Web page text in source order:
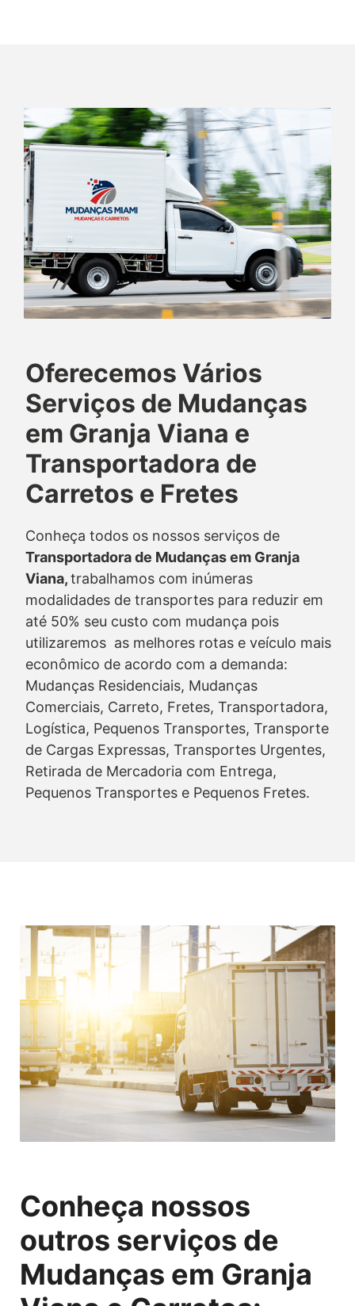
Oferecemos Vários
Serviços de Mudanças
em Granja Viana e
Transportadora de
Carretos e Fretes
Conheça todos os nossos serviços de
Transportadora de Mudanças em Granja
Viana,trabalhamos com inúmeras
modalidades de transportes para reduzir em
até 50% seu custo com mudança pois
utilizaremos as melhores rotas e veículo mais
econômico de acordo com a demanda:
Mudanças Residenciais, Mudanças
Comerciais, Carreto, Fretes, Transportadora,
Logística, Pequenos Transportes, Transporte
de Cargas Expressas, Transportes Urgentes,
Retirada de Mercadoria com Entrega,
Pequenos Transportes e Pequenos Fretes.
Conheça nossos
outros serviços de
Mudanças em Granja